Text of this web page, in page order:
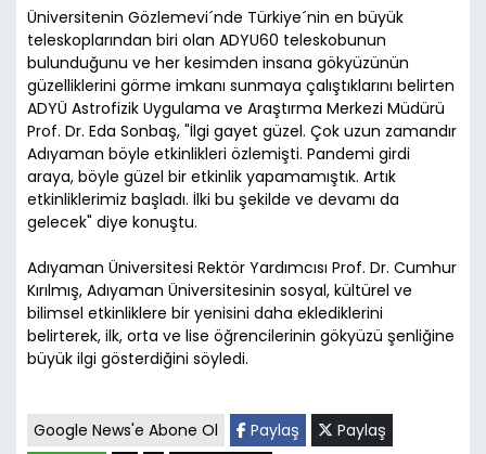
Üniversitenin Gözlemevi´nde Türkiye´nin en büyük
teleskoplarından biri olan ADYU60 teleskobunun
bulunduğunu ve her kesimden insana gökyüzünün
güzelliklerini görme imkanı sunmaya çalıştıklarını belirten
ADYÜ Astrofizik Uygulama ve Araştırma Merkezi Müdürü
Prof. Dr. Eda Sonbaş, "İlgi gayet güzel. Çok uzun zamandır
Adıyaman böyle etkinlikleri özlemişti. Pandemi girdi
araya, böyle güzel bir etkinlik yapamamıştık. Artık
etkinliklerimiz başladı. İlki bu şekilde ve devamı da
gelecek" diye konuştu.
Adıyaman Üniversitesi Rektör Yardımcısı Prof. Dr. Cumhur
Kırılmış, Adıyaman Üniversitesinin sosyal, kültürel ve
bilimsel etkinliklere bir yenisini daha eklediklerini
belirterek, ilk, orta ve lise öğrencilerinin gökyüzü şenliğine
büyük ilgi gösterdiğini söyledi.
Google News'e Abone Ol Paylaş
Paylaş